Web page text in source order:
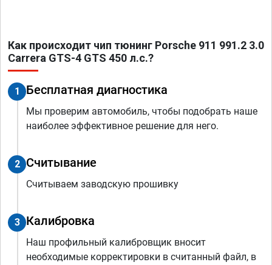
Как происходит чип тюнинг Porsche 911 991.2 3.0
Carrera GTS-4 GTS 450 л.с.?
1 Бесплатная диагностика
Мы проверим автомобиль, чтобы подобрать наше
наиболее эффективное решение для него.
2 Считывание
Считываем заводскую прошивку
3 Калибровка
Наш профильный калибровщик вносит
необходимые корректировки в считанный файл, в